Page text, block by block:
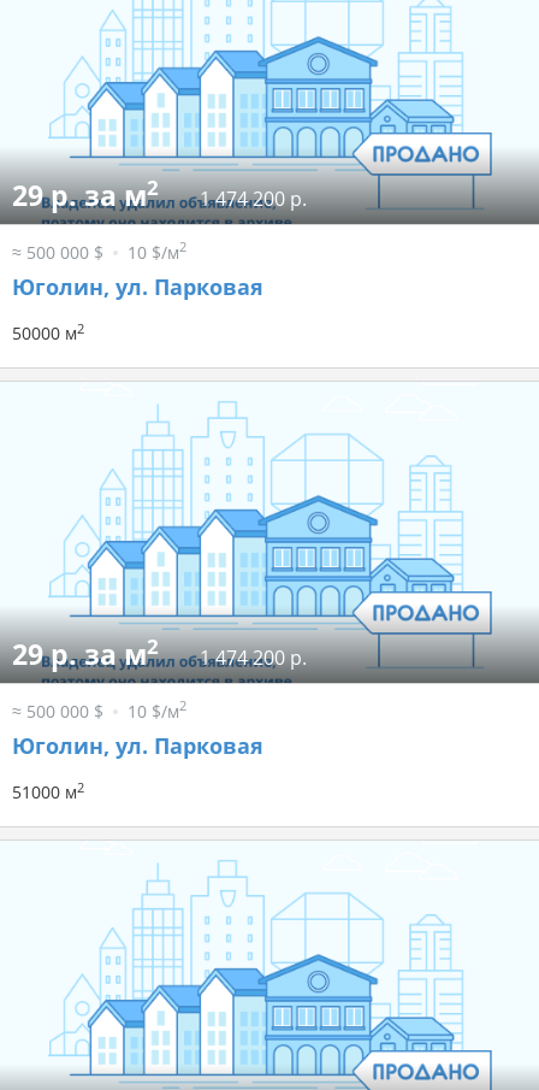
29 р. за м2 1 474 200 р.
≈ 500 000 $ 10 $/м2
Юголин, ул. Парковая
50000 м2
29 р. за м2 1 474 200 р.
≈ 500 000 $ 10 $/м2
Юголин, ул. Парковая
51000 м2